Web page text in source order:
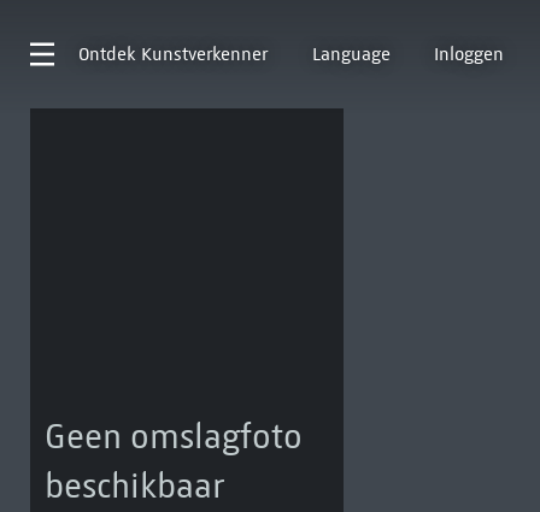
Ontdek Kunstverkenner Language Inloggen
Geen omslagfoto
beschikbaar